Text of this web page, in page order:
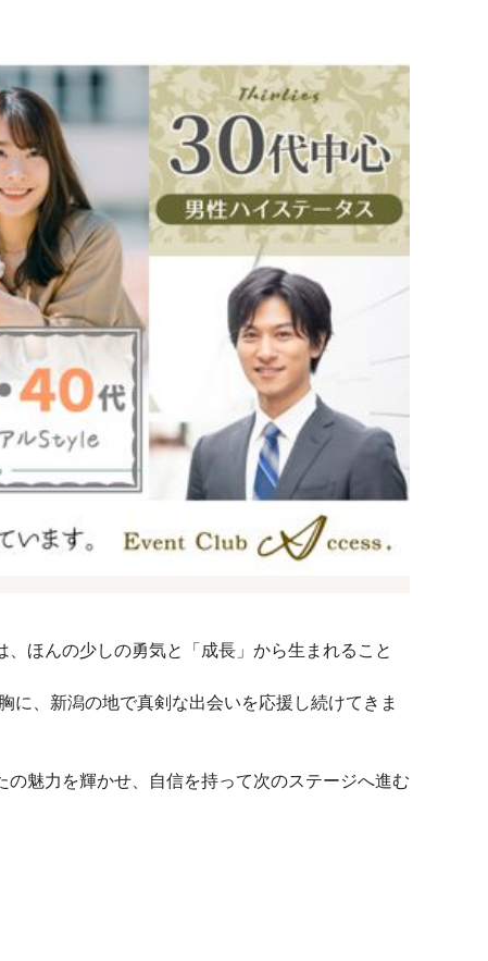
ほんの少しの勇気と「成長」から生まれること
、新潟の地で真剣な出会いを応援し続けてきま
魅力を輝かせ、自信を持って次のステージへ進む